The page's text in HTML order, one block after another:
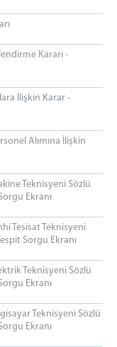
Kararı -
İlişkin Karar -
Alımına İlişkin
Teknisyeni Sözlü
Ekranı
Tesisat Teknisyeni
Sorgu Ekranı
Teknisyeni Sözlü
Ekranı
Teknisyeni Sözlü
Ekranı